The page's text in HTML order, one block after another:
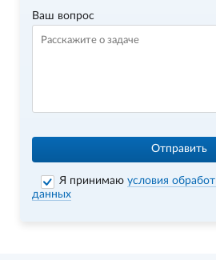
Ваш вопрос
Отправить
Я принимаюусловия
данных